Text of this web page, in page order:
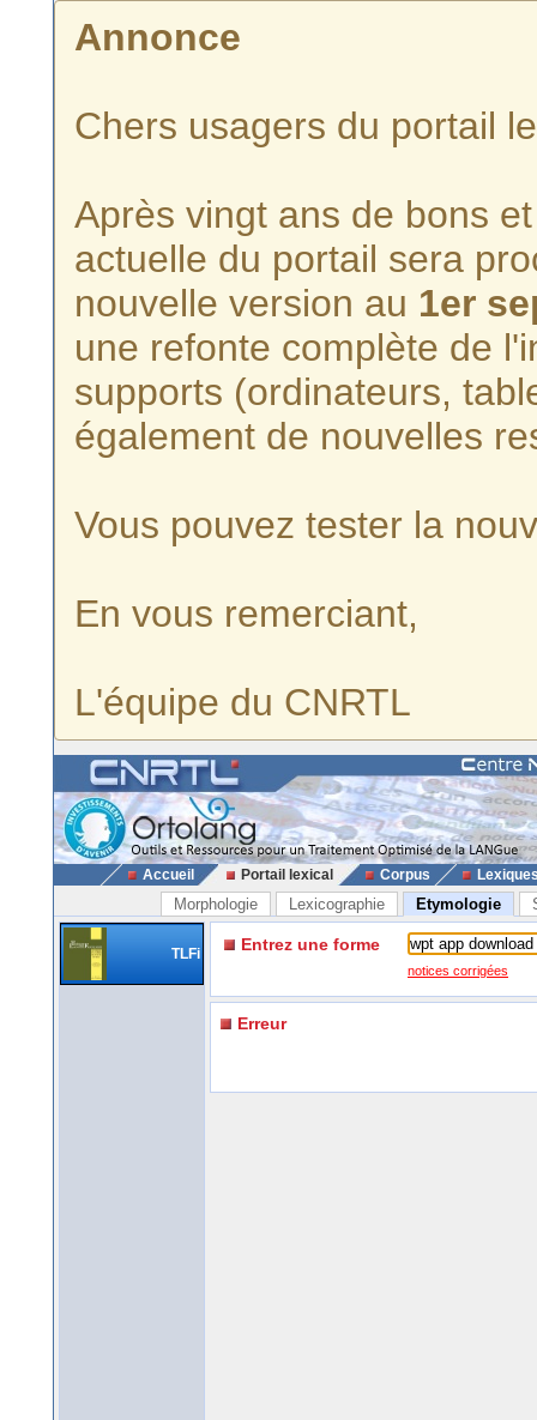
Annonce
Chers usagers du portail
Après vingt ans de bons
actuelle du portail sera
nouvelle version au 1er
une refonte complète de
supports (ordinateurs,
également de nouvelles
Vous pouvez tester la
En vous remerciant,
L'équipe du CNRTL
Accueil Portail lexical Corpus
Morphologie Lexicographie Etymologie
TLFi Entrez une forme
notices corrigées
Erreur